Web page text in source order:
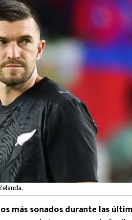
más sonados durante las